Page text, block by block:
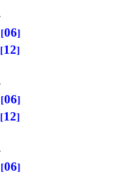
06
12
06
12
06